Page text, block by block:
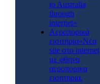
to Australia
through
internet»
Αεροπορικά
εισιτήρια»Νέα
site στο internet
με φθηνα
αεροπορικα
εισητηρια.